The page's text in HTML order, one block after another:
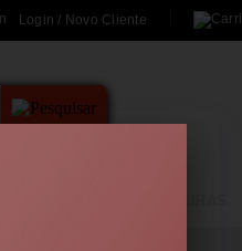
Login / Novo Cliente